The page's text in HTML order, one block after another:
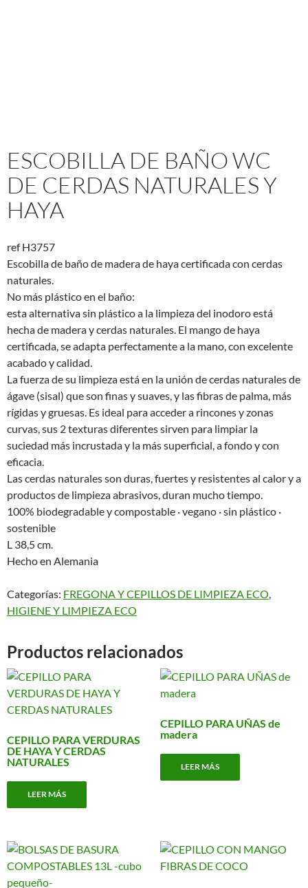
ESCOBILLA DE BAÑO WC
DE CERDAS NATURALES Y
HAYA
ref H3757
Escobilla de baño de madera de haya certificada con cerdas
naturales.
No más plástico en el baño:
esta alternativa sin plástico a la limpieza del inodoro está
hecha de madera y cerdas naturales. El mango de haya
certificada, se adapta perfectamente a la mano, con excelente
acabado y calidad.
La fuerza de su limpieza está en la unión de cerdas naturales de
ágave (sisal) que son finas y suaves, y las fibras de palma, más
rígidas y gruesas. Es ideal para acceder a rincones y zonas
curvas, sus 2 texturas diferentes sirven para limpiar la
suciedad más incrustada y la más superficial, a fondo y con
eficacia.
Las cerdas naturales son duras, fuertes y resistentes al calor y a
productos de limpieza abrasivos, duran mucho tiempo.
100% biodegradable y compostable · vegano · sin plástico ·
sostenible
L 38,5 cm.
Hecho en Alemania
Categorías: FREGONA Y CEPILLOS DE LIMPIEZA ECO
HIGIENE Y LIMPIEZA ECO
Productos relacionados
CEPILLO PARA VERDURAS
DE HAYA Y CERDAS
NATURALES
LEER MÁS
CEPILLO PARA UÑAS de
madera
LEER MÁS